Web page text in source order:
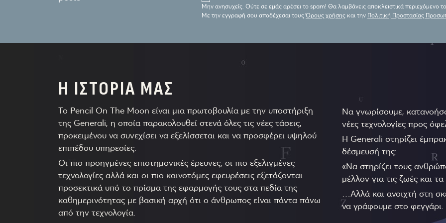
Μην ανησυχείς. Ούτε σε εμάς αρέσει το spam! Θα λαμβάνεις αποκλειστικά περιεχόμενο
Με την εγγραφή σου αποδέχεσαι τουςΌρους χρήσης και την Πολιτική Προστασίας
Η ΙΣΤΟΡΙΑ ΜΑΣ
Το Pencil On The Moon είναι μια πρωτοβουλία με την υποστήριξη
της Generali, η οποία παρακολουθεί στενά όλες τις νέες τάσεις,
προκειμένου να συνεχίσει να εξελίσσεται και να προσφέρει υψηλού
επιπέδου υπηρεσίες.
Οι πιο προηγμένες επιστημονικές έρευνες, οι πιο εξελιγμένες
τεχνολογίες αλλά και οι πιο καινοτόμες εφευρέσεις εξετάζονται
προσεκτικά υπό το πρίσμα της εφαρμογής τους στα πεδία της
καθημερινότητας με βασική αρχή ότι ο άνθρωπος είναι πάντα πάνω
από την τεχνολογία.
Να γνωρίσουμε,
νέες τεχνολογίες προς
Η Generali στηρίζει
δέσμευσή της:
«Να στηρίζει τους
μέλλον για τις ζωές και
…Αλλά και ανοιχτή στη
να γράφουμε στο φεγγάρι.